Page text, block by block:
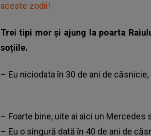
aceste zodii!
Trei tipi mor și ajung la poarta
soțiile.
– Eu niciodata în 30 de ani de
– Foarte bine, uite ai aici un Mercedes
– Eu o singură dată în 40 de ani de